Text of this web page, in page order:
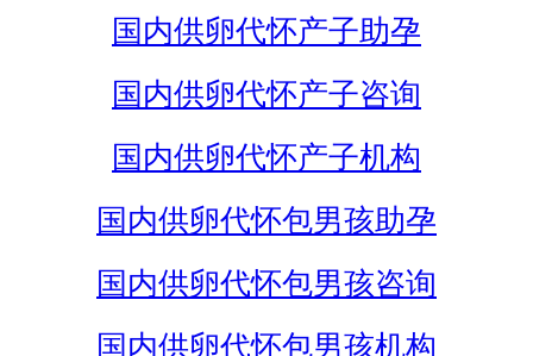
国内供卵代怀产子助孕
国内供卵代怀产子咨询
国内供卵代怀产子机构
国内供卵代怀包男孩助孕
国内供卵代怀包男孩咨询
国内供卵代怀包男孩机构